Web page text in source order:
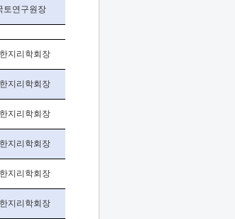
토연구원장
지리학회장
지리학회장
지리학회장
지리학회장
지리학회장
지리학회장